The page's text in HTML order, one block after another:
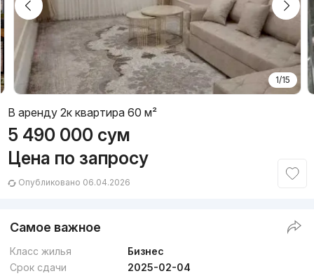
1/15
В аренду 2к квартира 60 м²
5 490 000 сум
Цена по запросу
Опубликовано 06.04.2026
Самое важное
Класс жилья
Бизнес
Срок сдачи
2025-02-04